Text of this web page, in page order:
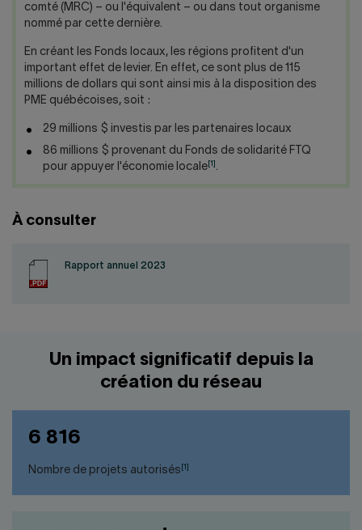
comté (MRC) – ou l'équivalent – ou dans tout organisme
nommé par cette dernière.
En créant les Fonds locaux, les régions profitent d'un
important effet de levier. En effet, ce sont plus de 115
millions de dollars qui sont ainsi mis à la disposition des
PME québécoises, soit :
29 millions $ investis par les partenaires locaux
86 millions $ provenant du Fonds de solidarité FTQ
pour appuyer l'économie locale
.
À consulter
Rapport annuel 2023
Un impact significatif depuis la
création du réseau
6 816
Nombre de projets autorisés